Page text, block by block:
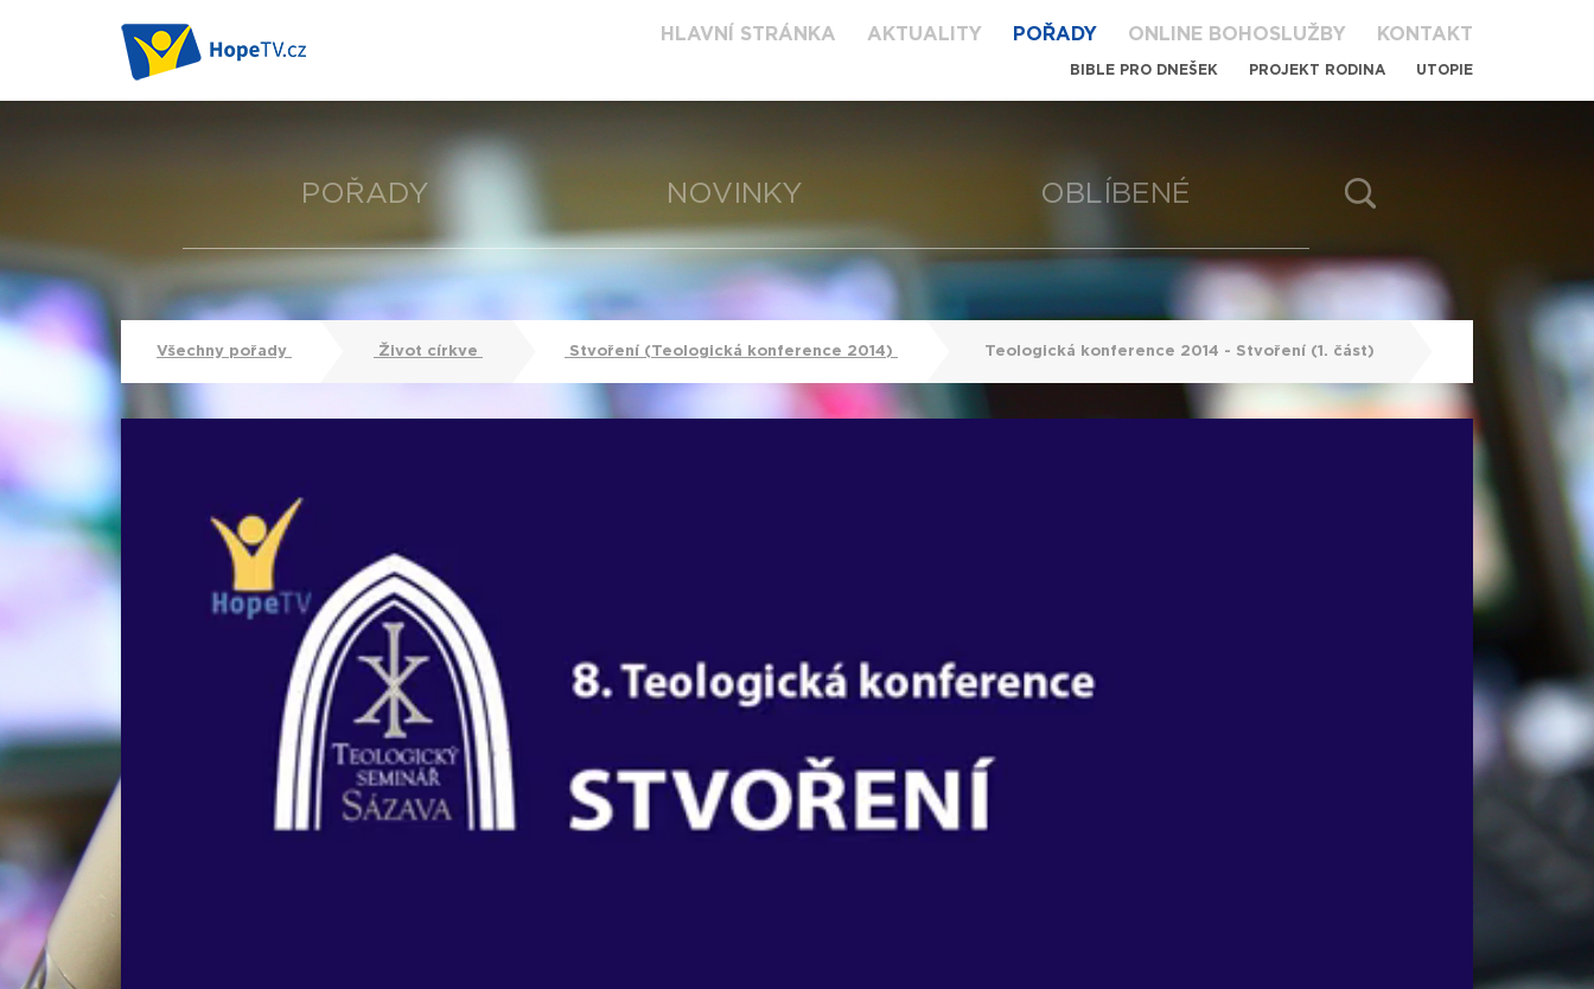
HLAVNÍ STRÁNKA AKTUALITY POŘADY ONLINE BOHOSLUŽBY KONTAKT
BIBLE PRO DNEŠEK PROJEKT RODINA UTOPIE
POŘADY NOVINKY OBLÍBENÉ
Všechny pořady Život církve Stvoření (Teologická konference 2014) Teologická konference 2014 - Stvoření (1. část)